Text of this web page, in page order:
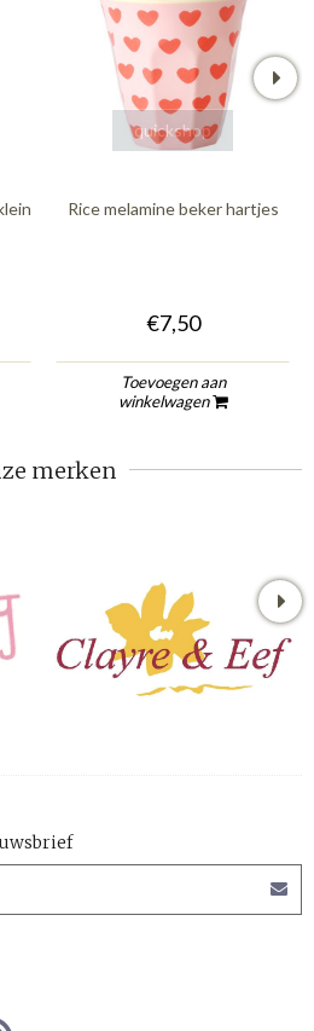
quickshop
Rice melamine beker hartjes
€7,50
Toevoegen aan
winkelwagen
merken